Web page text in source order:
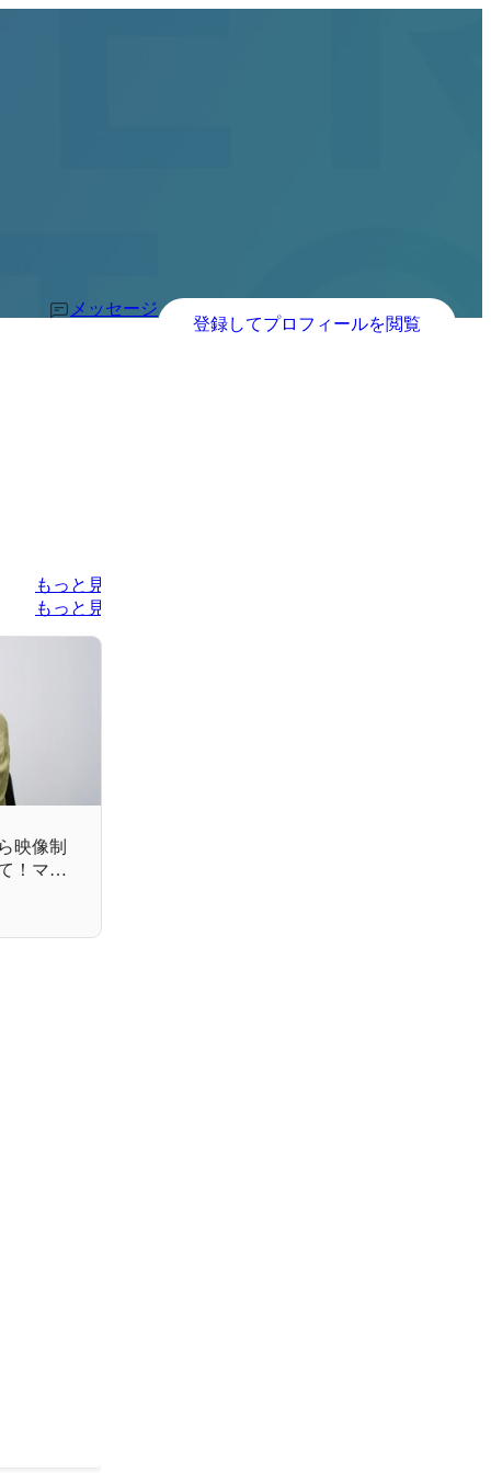
メッセージ
登録してプロフィールを閲覧
もっと見る
もっと見る
映像制
！マリ